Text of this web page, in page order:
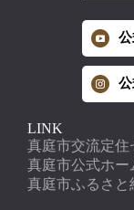
LINK
真庭市交流定住
真庭市公式ホー
真庭市ふるさと